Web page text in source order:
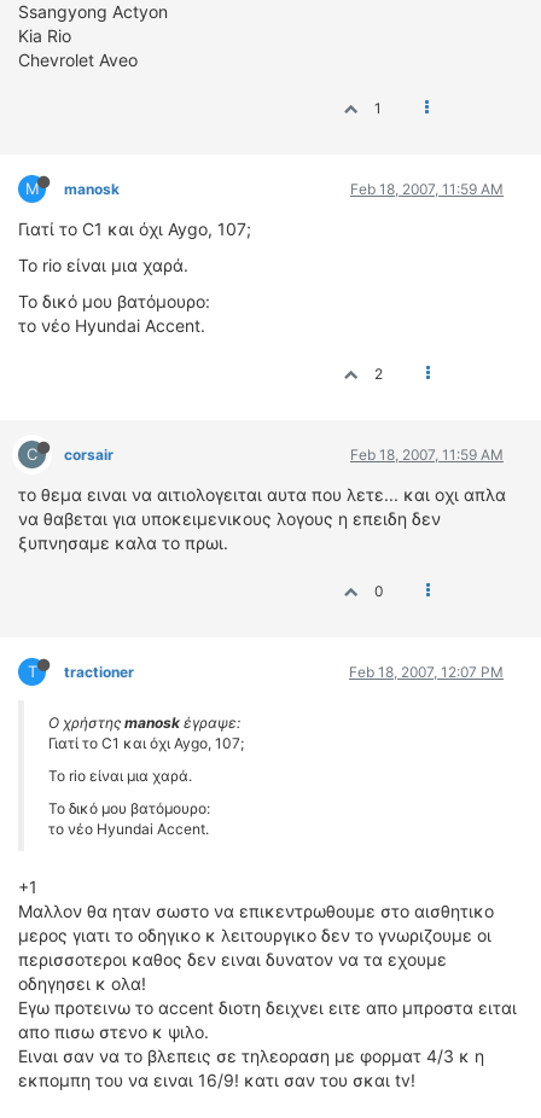
Ssangyong Actyon
Kia Rio
Chevrolet Aveo
1
M manosk Feb 18, 2007, 11:59 AM
Γιατί το C1 και όχι Aygo, 107;
Το rio είναι μια χαρά.
To δικό μου βατόμουρο:
το νέο Hyundai Accent.
2
C corsair Feb 18, 2007, 11:59 AM
το θεμα ειναι να αιτιολογειται αυτα που λετε... και οχι απλα
να θαβεται για υποκειμενικους λογους η επειδη δεν
ξυπνησαμε καλα το πρωι.
0
T tractioner Feb 18, 2007, 12:07 PM
Ο χρήστης manosk έγραψε:
Γιατί το C1 και όχι Aygo, 107;
Το rio είναι μια χαρά.
To δικό μου βατόμουρο:
το νέο Hyundai Accent.
+1
Μαλλον θα ηταν σωστο να επικεντρωθουμε στο αισθητικο
μερος γιατι το οδηγικο κ λειτουργικο δεν το γνωριζουμε οι
περισσοτεροι καθος δεν ειναι δυνατον να τα εχουμε
οδηγησει κ ολα!
Εγω προτεινω το αccent διοτη δειχνει ειτε απο μπροστα ειται
απο πισω στενο κ ψιλο.
Eιναι σαν να το βλεπεις σε τηλεοραση με φορματ 4/3 κ η
εκπομπη του να ειναι 16/9! κατι σαν του σκαι tv!